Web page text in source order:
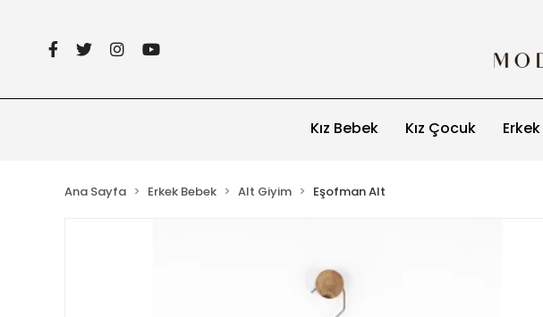
Kız Bebek Kız Çocuk
Ana Sayfa Erkek Bebek Alt Giyim Eşofman Alt